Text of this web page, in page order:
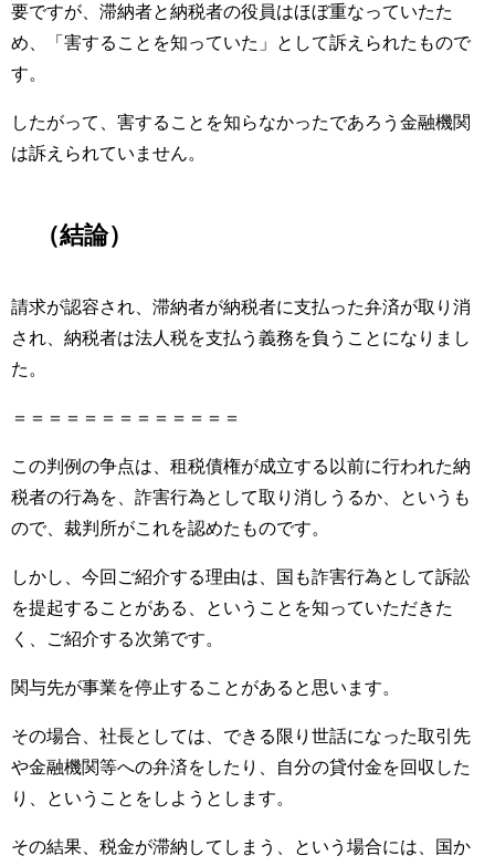
要ですが、滞納者と納税者の役員はほぼ重なっていたた
め、「害することを知っていた」として訴えられたもので
す。
したがって、害することを知らなかったであろう金融機関
は訴えられていません。
（結論）
請求が認容され、滞納者が納税者に支払った弁済が取り消
され、納税者は法人税を支払う義務を負うことになりまし
た。
＝＝＝＝＝＝＝＝＝＝＝＝＝
この判例の争点は、租税債権が成立する以前に行われた納
税者の行為を、詐害行為として取り消しうるか、というも
ので、裁判所がこれを認めたものです。
しかし、今回ご紹介する理由は、国も詐害行為として訴訟
を提起することがある、ということを知っていただきた
く、ご紹介する次第です。
関与先が事業を停止することがあると思います。
その場合、社長としては、できる限り世話になった取引先
や金融機関等への弁済をしたり、自分の貸付金を回収した
り、ということをしようとします。
その結果、税金が滞納してしまう、という場合には、国か